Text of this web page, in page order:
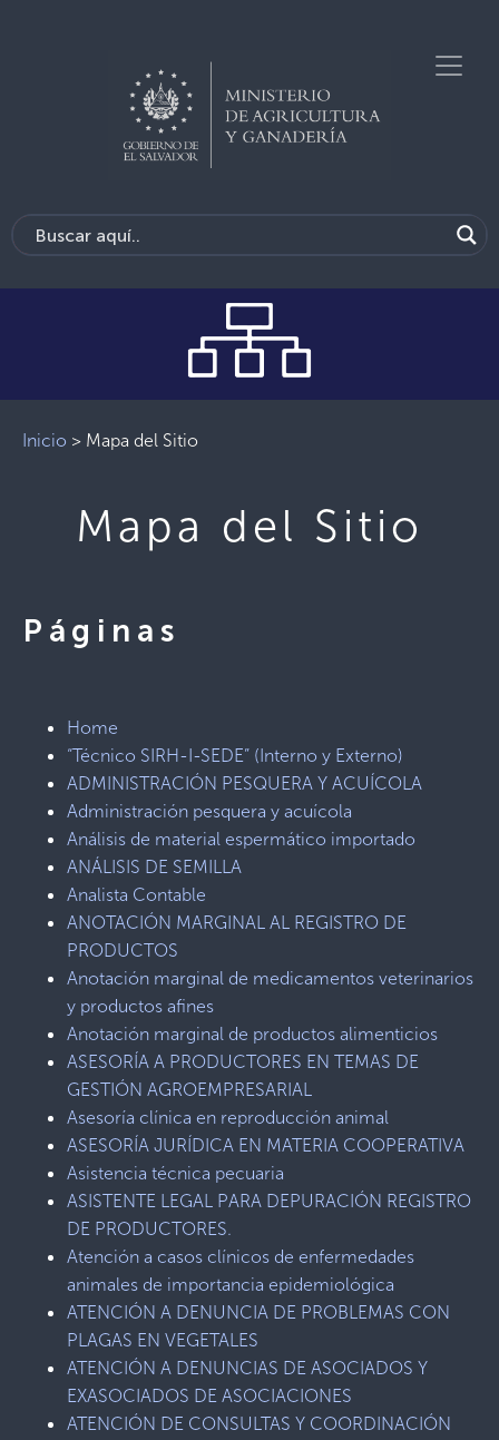
Inicio > Mapa del Sitio
Mapa del Sitio
Páginas
Home
“Técnico SIRH-I-SEDE” (Interno y Externo)
ADMINISTRACIÓN PESQUERA Y ACUÍCOLA
Administración pesquera y acuícola
Análisis de material espermático importado
ANÁLISIS DE SEMILLA
Analista Contable
ANOTACIÓN MARGINAL AL REGISTRO DE
PRODUCTOS
Anotación marginal de medicamentos veterinarios
y productos afines
Anotación marginal de productos alimenticios
ASESORÍA A PRODUCTORES EN TEMAS DE
GESTIÓN AGROEMPRESARIAL
Asesoría clínica en reproducción animal
ASESORÍA JURÍDICA EN MATERIA COOPERATIVA
Asistencia técnica pecuaria
ASISTENTE LEGAL PARA DEPURACIÓN REGISTRO
DE PRODUCTORES.
Atención a casos clínicos de enfermedades
animales de importancia epidemiológica
ATENCIÓN A DENUNCIA DE PROBLEMAS CON
PLAGAS EN VEGETALES
ATENCIÓN A DENUNCIAS DE ASOCIADOS Y
EXASOCIADOS DE ASOCIACIONES
ATENCIÓN DE CONSULTAS Y COORDINACIÓN